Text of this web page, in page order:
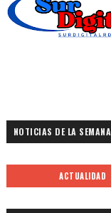
NOTICIAS DE LA SEMANA
ACTUALIDAD